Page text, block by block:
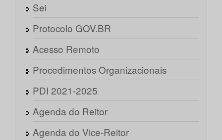
Sei
Protocolo GOV.BR
Acesso Remoto
Procedimentos Organizacionais
PDI 2021-2025
Agenda do Reitor
Agenda do Vice-Reitor